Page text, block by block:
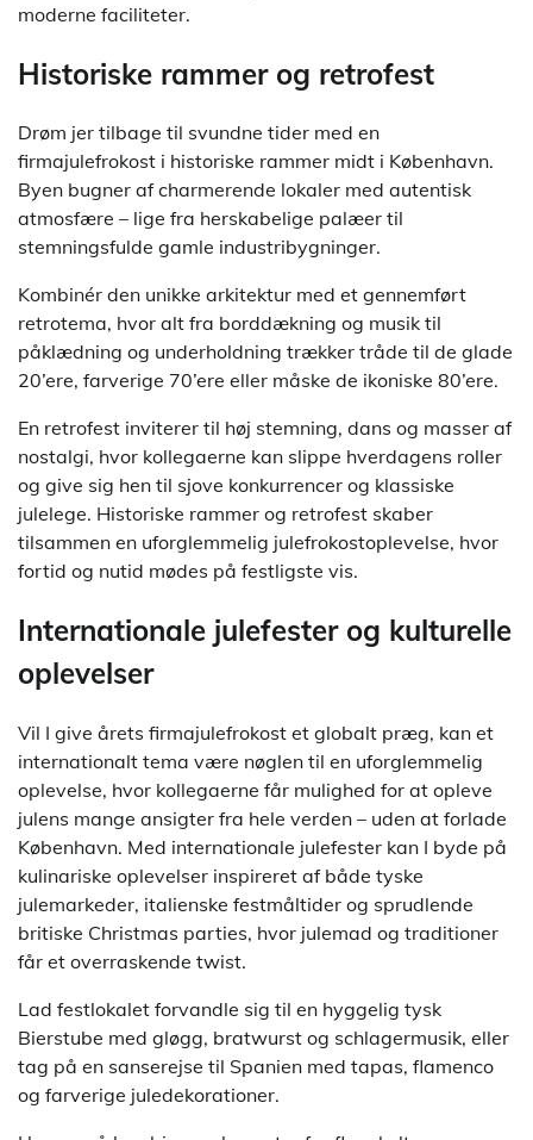
moderne faciliteter.
Historiske rammer og retrofest
Drøm jer tilbage til svundne tider med en
firmajulefrokost i historiske rammer midt i København.
Byen bugner af charmerende lokaler med autentisk
atmosfære – lige fra herskabelige palæer til
stemningsfulde gamle industribygninger.
Kombinér den unikke arkitektur med et gennemført
retrotema, hvor alt fra borddækning og musik til
påklædning og underholdning trækker tråde til de glade
20’ere, farverige 70’ere eller måske de ikoniske 80’ere.
En retrofest inviterer til høj stemning, dans og masser af
nostalgi, hvor kollegaerne kan slippe hverdagens roller
og give sig hen til sjove konkurrencer og klassiske
julelege. Historiske rammer og retrofest skaber
tilsammen en uforglemmelig julefrokostoplevelse, hvor
fortid og nutid mødes på festligste vis.
Internationale julefester og kulturelle
oplevelser
Vil I give årets firmajulefrokost et globalt præg, kan et
internationalt tema være nøglen til en uforglemmelig
oplevelse, hvor kollegaerne får mulighed for at opleve
julens mange ansigter fra hele verden – uden at forlade
København. Med internationale julefester kan I byde på
kulinariske oplevelser inspireret af både tyske
julemarkeder, italienske festmåltider og sprudlende
britiske Christmas parties, hvor julemad og traditioner
får et overraskende twist.
Lad festlokalet forvandle sig til en hyggelig tysk
Bierstube med gløgg, bratwurst og schlagermusik, eller
tag på en sanserejse til Spanien med tapas, flamenco
og farverige juledekorationer.